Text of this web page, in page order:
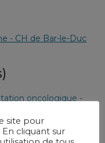
- CH de Bar-le-Duc
oncologique -
site pour
cliquant sur